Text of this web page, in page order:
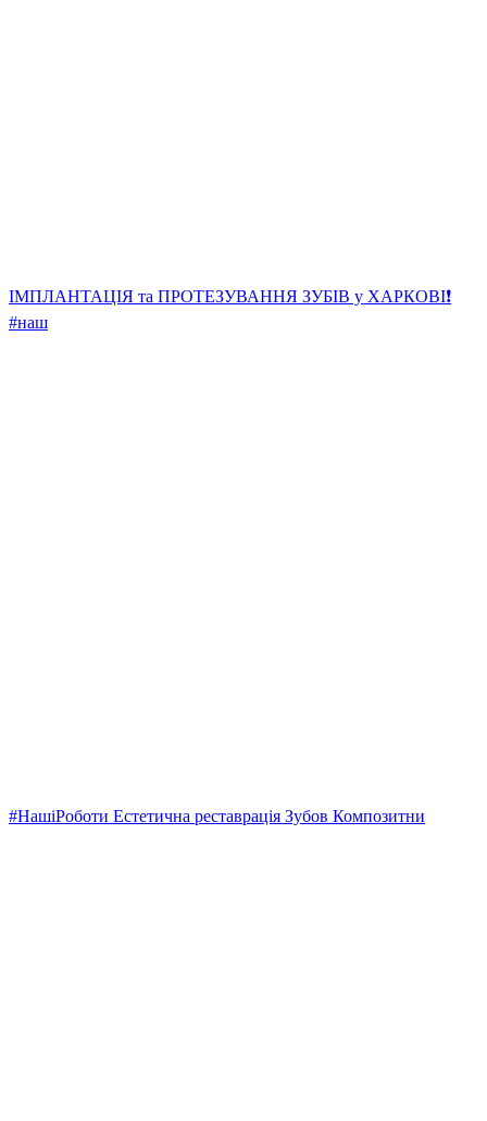
ІМПЛАНТАЦІЯ та ПРОТЕЗУВАННЯ ЗУБІВ у ХАРКОВІ❗️
#наш
#НашіРоботи Естетична реставрація Зубов Композитни